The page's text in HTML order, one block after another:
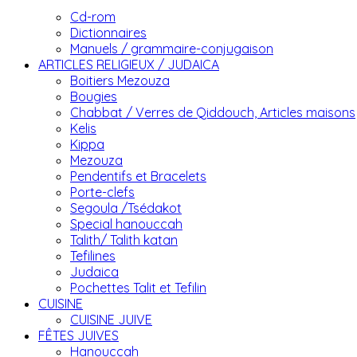
Cd-rom
Dictionnaires
Manuels / grammaire-conjugaison
ARTICLES RELIGIEUX / JUDAICA
Boitiers Mezouza
Bougies
Chabbat / Verres de Qiddouch, Articles maisons
Kelis
Kippa
Mezouza
Pendentifs et Bracelets
Porte-clefs
Segoula /Tsédakot
Special hanouccah
Talith/ Talith katan
Tefilines
Judaica
Pochettes Talit et Tefilin
CUISINE
CUISINE JUIVE
FÊTES JUIVES
Hanouccah